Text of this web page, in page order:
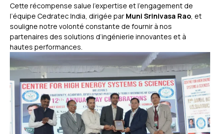
Cette récompense salue l’expertise et l’engagement de
l’équipe Cedratec India, dirigée par Muni Srinivasa Rao, et
souligne notre volonté constante de fournir à nos
partenaires des solutions d’ingénierie innovantes et à
hautes performances.